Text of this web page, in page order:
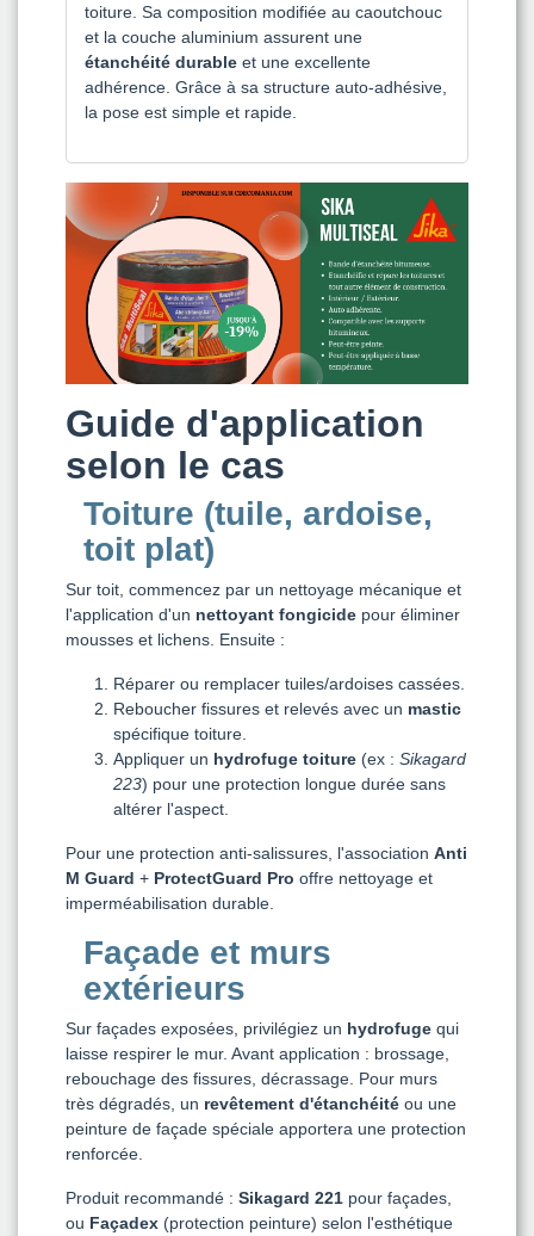
toiture. Sa composition modifiée au caoutchouc
et la couche aluminium assurent une
étanchéité durable et une excellente
adhérence. Grâce à sa structure auto-adhésive,
la pose est simple et rapide.
Guide d'application
selon le cas
Toiture (tuile, ardoise,
toit plat)
Sur toit, commencez par un nettoyage mécanique et
l'application d'un nettoyant fongicide pour éliminer
mousses et lichens. Ensuite :
Réparer ou remplacer tuiles/ardoises cassées.
Reboucher fissures et relevés avec un mastic
spécifique toiture.
Appliquer un hydrofuge toiture (ex : Sikagard
223) pour une protection longue durée sans
altérer l'aspect.
Pour une protection anti-salissures, l'association Anti
M Guard + ProtectGuard Pro offre nettoyage et
imperméabilisation durable.
Façade et murs
extérieurs
Sur façades exposées, privilégiez un hydrofuge qui
laisse respirer le mur. Avant application : brossage,
rebouchage des fissures, décrassage. Pour murs
très dégradés, un revêtement d'étanchéité ou une
peinture de façade spéciale apportera une protection
renforcée.
Produit recommandé : Sikagard 221 pour façades,
ou Façadex (protection peinture) selon l'esthétique